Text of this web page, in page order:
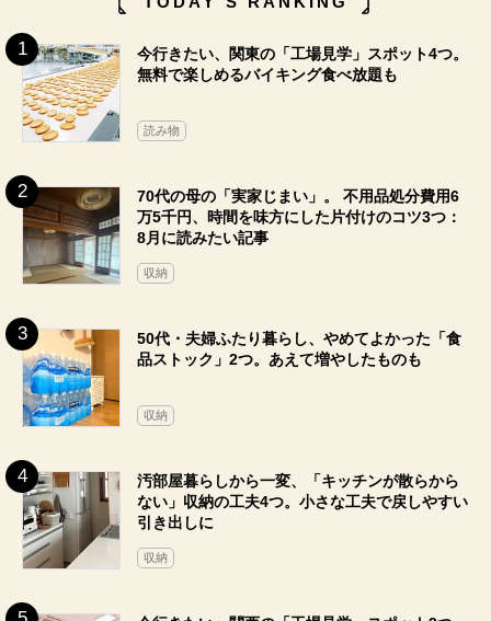
今行きたい、関東の「工場見学」スポット4つ。
無料で楽しめるバイキング食べ放題も
読み物
70代の母の「実家じまい」。 不用品処分費用6
万5千円、時間を味方にした片付けのコツ3つ：
8月に読みたい記事
収納
50代・夫婦ふたり暮らし、やめてよかった「食
品ストック」2つ。あえて増やしたものも
収納
汚部屋暮らしから一変、「キッチンが散らから
ない」収納の工夫4つ。小さな工夫で戻しやすい
引き出しに
収納